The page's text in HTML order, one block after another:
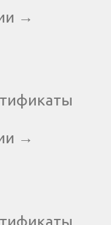
→
→